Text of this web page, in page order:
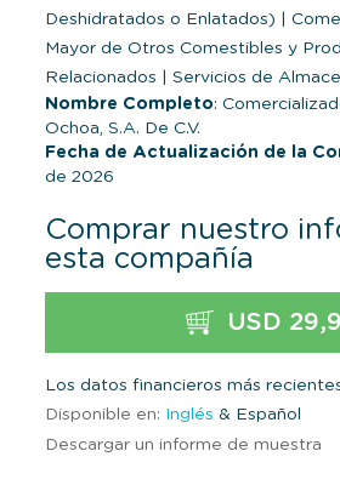
Deshidratados o Enlatados)
Mayor de Otros Comestibles y
Relacionados
Servicios de
Nombre Completo:
Ochoa, S.A. De C.V.
Fecha de Actualización de la
de 2026
Comprar nuestro
esta compañía
USD
Los datos financieros más
Disponible en: Inglés & Español
Descargar un informe de muestra